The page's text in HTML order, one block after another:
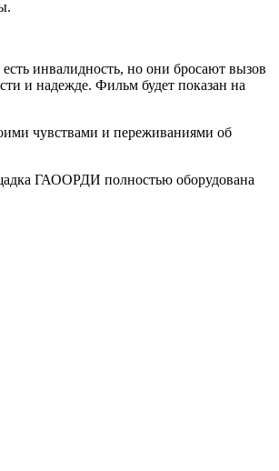
инвалидность, но они бросают вызов
и надежде. Фильм будет показан на
чувствами и переживаниями об
ГАООРДИ полностью оборудована